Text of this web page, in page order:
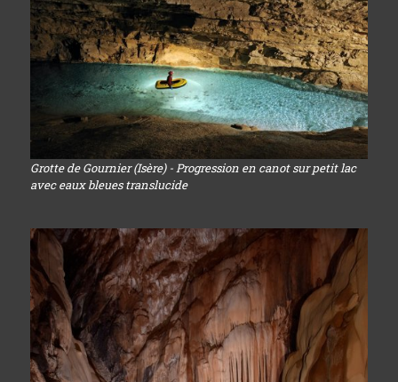
Grotte de Gournier (Isère) - Progression en canot sur petit lac
avec eaux bleues translucide